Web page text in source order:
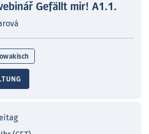
Gefällt mir! A1.1.